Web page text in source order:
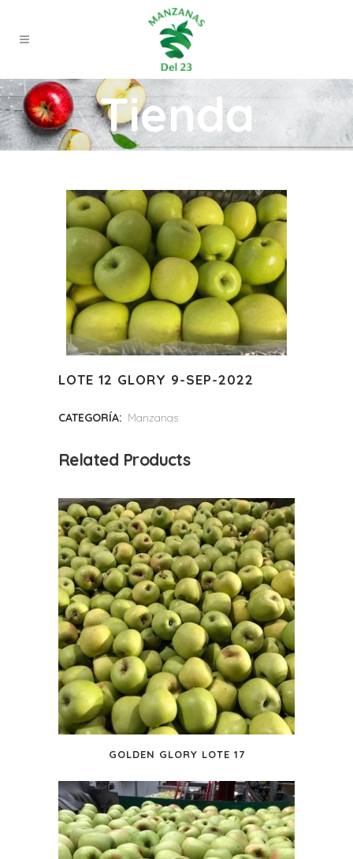
Tienda
LOTE 12 GLORY 9-SEP-2022
CATEGORÍA: Manzanas
Related Products
GOLDEN GLORY LOTE 17